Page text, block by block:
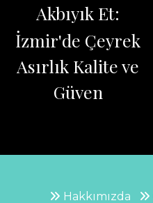
Akbıyık Et:
İzmir'de Çeyrek
Asırlık Kalite ve
Güven
Hakkımızda